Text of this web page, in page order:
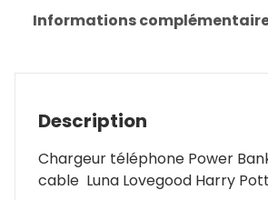
Informations
Description
Chargeur téléphone Power
cable Luna Lovegood Harry